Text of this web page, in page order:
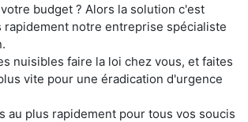
budget ? Alors la solution c'est
rapidement notre entreprise spécialiste
nuisibles faire la loi chez vous, et faites
vite pour une éradication d'urgence
au plus rapidement pour tous vos soucis